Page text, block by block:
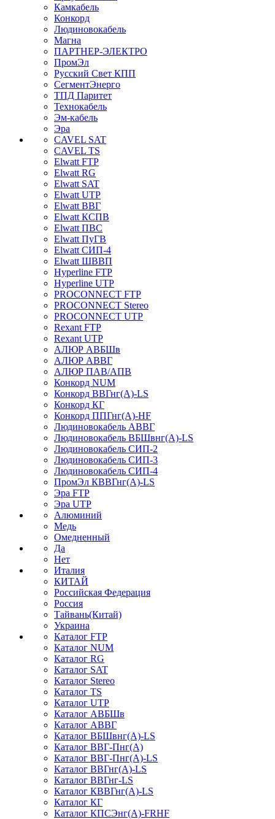
Камкабель
Конкорд
Людиновокабель
Магна
ПАРТНЕР-ЭЛЕКТРО
ПромЭл
Русский Свет КПП
СегментЭнерго
ТПД Паритет
Технокабель
Эм-кабель
Эра
CAVEL SAT
CAVEL TS
Elwatt FTP
Elwatt RG
Elwatt SAT
Elwatt UTP
Elwatt ВВГ
Elwatt КСПВ
Elwatt ПВС
Elwatt ПуГВ
Elwatt СИП-4
Elwatt ШВВП
Hyperline FTP
Hyperline UTP
PROCONNECT FTP
PROCONNECT Stereo
PROCONNECT UTP
Rexant FTP
Rexant UTP
АЛЮР АВБШв
АЛЮР АВВГ
АЛЮР ПАВ/АПВ
Конкорд NUM
Конкорд ВВГнг(А)-LS
Конкорд КГ
Конкорд ППГнг(А)-HF
Людиновокабель АВВГ
Людиновокабель ВБШвнг(А)-LS
Людиновокабель СИП-2
Людиновокабель СИП-3
Людиновокабель СИП-4
ПромЭл КВВГнг(А)-LS
Эра FTP
Эра UTP
Алюминий
Медь
Омедненный
Да
Нет
Италия
КИТАЙ
Российская Федерация
Россия
Тайвань(Китай)
Украина
Каталог FTP
Каталог NUM
Каталог RG
Каталог SAT
Каталог Stereo
Каталог TS
Каталог UTP
Каталог АВБШв
Каталог АВВГ
Каталог ВБШвнг(А)-LS
Каталог ВВГ-Пнг(А)
Каталог ВВГ-Пнг(А)-LS
Каталог ВВГнг(А)-LS
Каталог ВВГнг-LS
Каталог КВВГнг(А)-LS
Каталог КГ
Каталог КПСЭнг(А)-FRHF